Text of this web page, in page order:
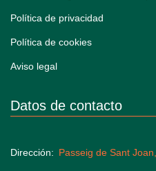
Política de privacidad
Política de cookies
Aviso legal
Datos de contacto
Dirección Passeig de Sant